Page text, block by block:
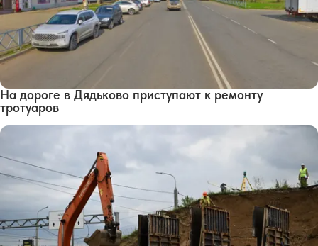
На дороге в Дядьково приступают к ремонту
тротуаров